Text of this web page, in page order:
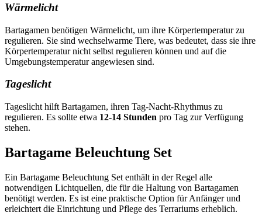
Wärmelicht
Bartagamen benötigen Wärmelicht, um ihre Körpertemperatur zu
regulieren. Sie sind wechselwarme Tiere, was bedeutet, dass sie ihre
Körpertemperatur nicht selbst regulieren können und auf die
Umgebungstemperatur angewiesen sind.
Tageslicht
Tageslicht hilft Bartagamen, ihren Tag-Nacht-Rhythmus zu
regulieren. Es sollte etwa 12-14 Stunden pro Tag zur Verfügung
stehen.
Bartagame Beleuchtung Set
Ein Bartagame Beleuchtung Set enthält in der Regel alle
notwendigen Lichtquellen, die für die Haltung von Bartagamen
benötigt werden. Es ist eine praktische Option für Anfänger und
erleichtert die Einrichtung und Pflege des Terrariums erheblich.